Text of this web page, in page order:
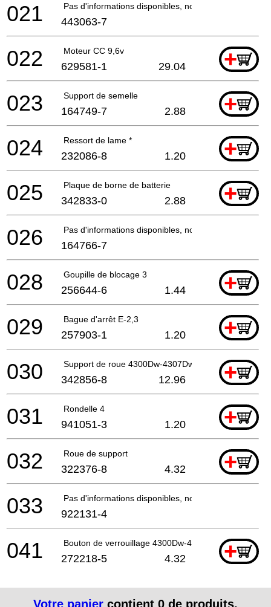
Pas d'informations disponibles, non commandable
021 443063-7
Moteur CC 9,6v +
022 629581-1 29.04
Support de semelle +
023 164749-7 2.88
Ressort de lame * +
024 232086-8 1.20
Plaque de borne de batterie +
025 342833-0 2.88
Pas d'informations disponibles, non commandable
026 164766-7
Goupille de blocage 3 +
028 256644-6 1.44
Bague d'arrêt E-2,3 +
029 257903-1 1.20
Support de roue 4300Dw-4307Dw* +
030 342856-8 12.96
Rondelle 4 +
031 941051-3 1.20
Roue de support +
032 322376-8 4.32
Pas d'informations disponibles, non commandable
033 922131-4
Bouton de verrouillage 4300Dw-4307Dw *+
041 272218-5 4.32
Votre panier contient 0 de produits.